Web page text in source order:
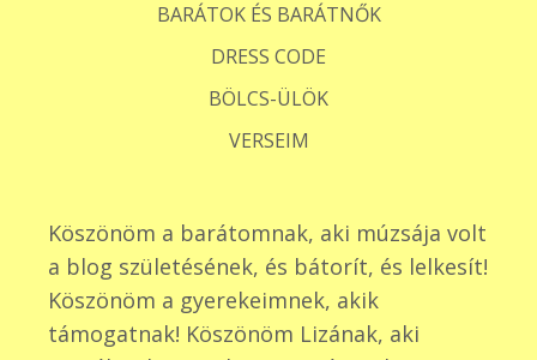
BARÁTOK ÉS BARÁTNŐK
DRESS CODE
BÖLCS-ÜLÖK
VERSEIM
Köszönöm a barátomnak, aki múzsája volt
a blog születésének, és bátorít, és lelkesít!
Köszönöm a gyerekeimnek, akik
támogatnak! Köszönöm Lizának, aki